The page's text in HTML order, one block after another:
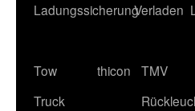
LadungssicherungVerladen
Tow
Truck
thicon
TMV